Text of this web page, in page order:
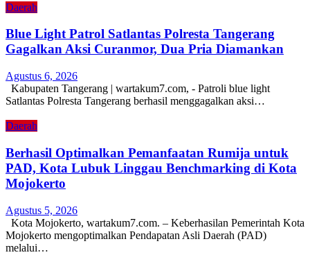
Daerah
Blue Light Patrol Satlantas Polresta Tangerang
Gagalkan Aksi Curanmor, Dua Pria Diamankan
Agustus 6, 2026
Kabupaten Tangerang | wartakum7.com, - Patroli blue light
Satlantas Polresta Tangerang berhasil menggagalkan aksi…
Daerah
Berhasil Optimalkan Pemanfaatan Rumija untuk
PAD, Kota Lubuk Linggau Benchmarking di Kota
Mojokerto
Agustus 5, 2026
Kota Mojokerto, wartakum7.com. – Keberhasilan Pemerintah Kota
Mojokerto mengoptimalkan Pendapatan Asli Daerah (PAD)
melalui…